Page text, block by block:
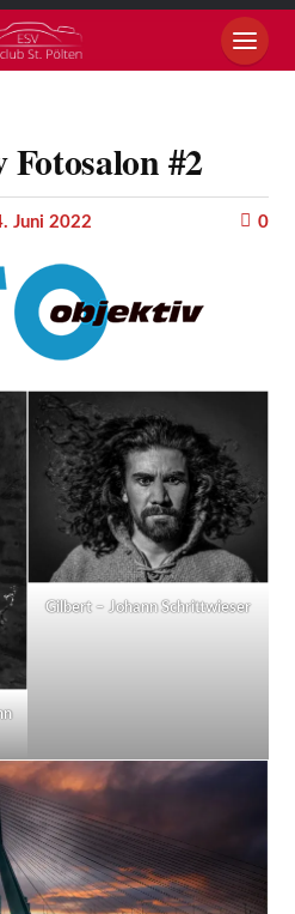
#2
Juni 2022 0
Gilbert – Johann Schrittwieser